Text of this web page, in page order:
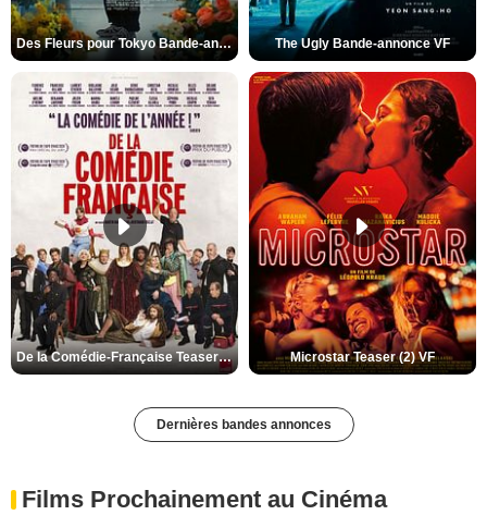
Des Fleurs pour Tokyo Bande-annonce VO STFR The Ugly Bande-annonce VF
De la Comédie-Française Teaser (3) VF Microstar Teaser (2) VF
Dernières bandes annonces
Films Prochainement au Cinéma